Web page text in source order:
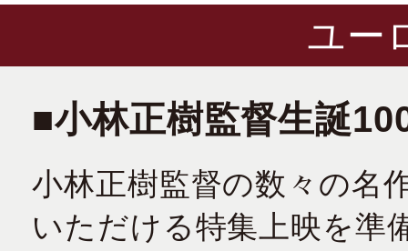
ユー
■小林正樹監督生誕
小林正樹監督の数々の名
いただける特集上映を準